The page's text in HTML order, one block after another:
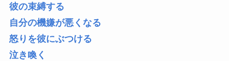
彼の束縛する
自分の機嫌が悪くなる
怒りを彼にぶつける
泣き喚く